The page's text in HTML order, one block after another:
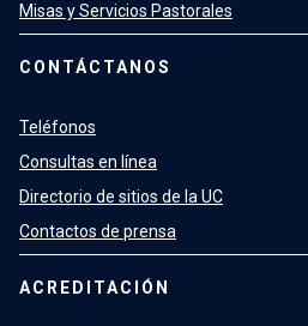
Misas y Servicios Pastorales
CONTÁCTANOS
Teléfonos
Consultas en línea
Directorio de sitios de la UC
Contactos de prensa
ACREDITACIÓN